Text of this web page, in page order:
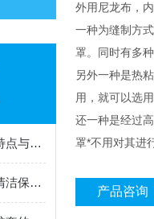
防火液压支柱保护套性能特点与阻燃防护应用
防尘液压立柱保护套日常清洁保养与更换规范
外用尼龙布，
一种为缝制方
罩。同时有多
另外一种是热
用，就可以选
还一种是经过
罩*不用对其进
产品咨询